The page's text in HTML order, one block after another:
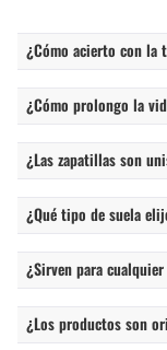
¿Cómo acierto con la
¿Cómo prolongo la
¿Las zapatillas son
¿Qué tipo de suela
¿Sirven para
¿Los productos son